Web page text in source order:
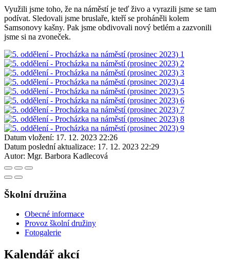
Využili jsme toho, že na náměstí je teď živo a vyrazili jsme se tam
podívat. Sledovali jsme bruslaře, kteří se proháněli kolem
Samsonovy kašny. Pak jsme obdivovali nový betlém a zazvonili
jsme si na zvoneček.
Datum vložení: 17. 12. 2023 22:26
Datum poslední aktualizace: 17. 12. 2023 22:29
Autor: Mgr. Barbora Kadlecová
Školní družina
Obecné informace
Provoz školní družiny
Fotogalerie
Kalendář akcí